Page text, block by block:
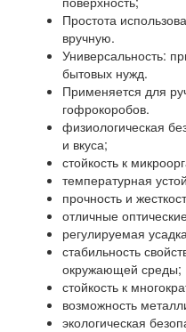
Простота
вручную.
Универсальность:
бытовых нужд.
Применяется для
гофрокоробов.
физиологическая
и вкуса;
стойкость к
температурная
прочность и
отличные
регулируемая
стабильность
окружающей среды;
стойкость к
возможность
экологическая